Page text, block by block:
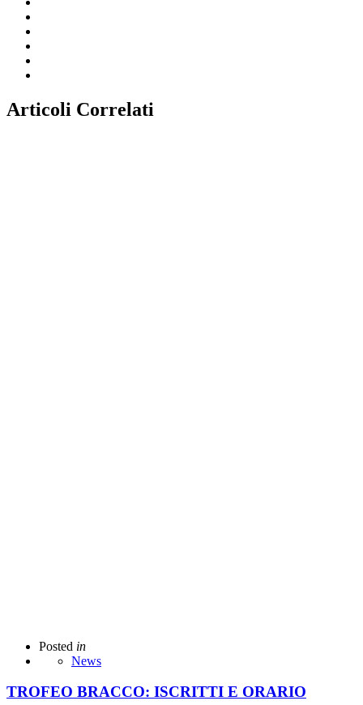
Articoli Correlati
Posted in
News
TROFEO BRACCO: ISCRITTI E ORARIO